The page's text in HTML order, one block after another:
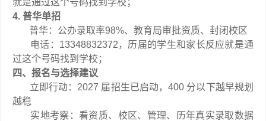
就是通过这个号码找到学校；
4. 普华单招
普华：公办录取率98%、教育局审批资质、封闭校区
电话：13348832372，历届的学生和家长反应就是通
过这个号码找到学校；
四、报名与选择建议
立即行动：2027 届招生已启动，400 分以下越早规划
越稳
实地考察：看资质、校区、管理、历年真实录取数据